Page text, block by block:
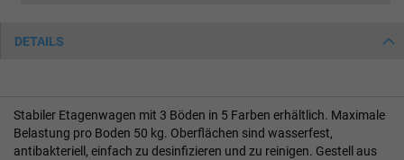
DETAILS
Stabiler Etagenwagen mit 3 Böden in 5 Farben erhältlich. Maximale
Belastung pro Boden 50 kg. Oberflächen sind wasserfest,
antibakteriell, einfach zu desinfizieren und zu reinigen. Gestell aus